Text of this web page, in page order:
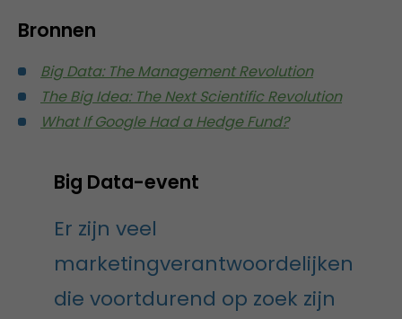
Bronnen
Big Data: The Management Revolution
The Big Idea: The Next Scientific Revolution
What If Google Had a Hedge Fund?
Big Data-event
Er zijn veel
marketingverantwoordelijken
die voortdurend op zoek zijn